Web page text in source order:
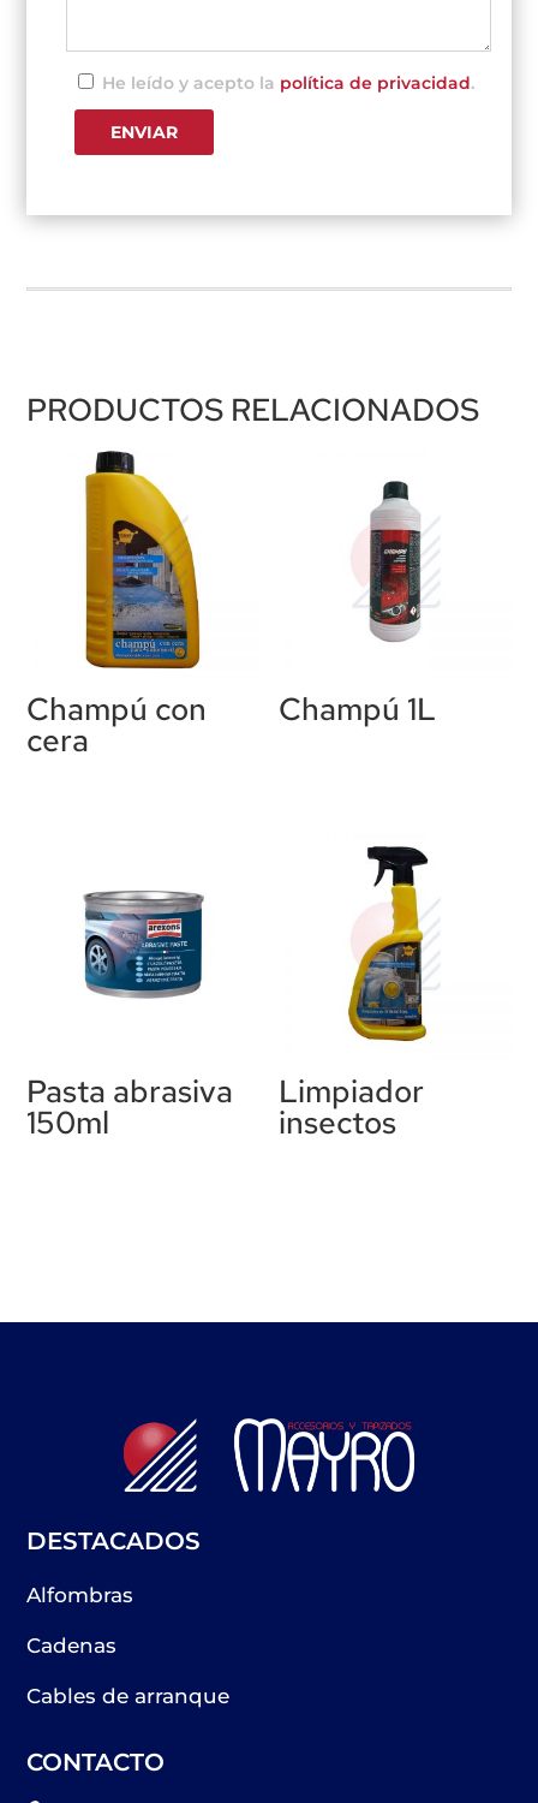
He leído y acepto la política de privacidad.
PRODUCTOS RELACIONADOS
Champú con
cera
Champú 1L
Pasta abrasiva
150ml
Limpiador
insectos
DESTACADOS
Alfombras
Cadenas
Cables de arranque
CONTACTO